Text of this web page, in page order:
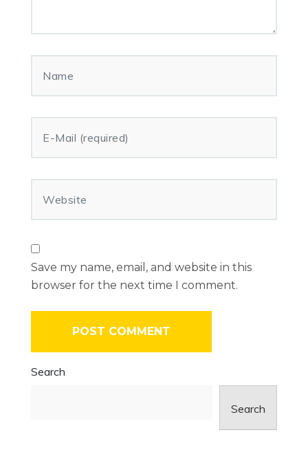
Save my name, email, and website in this
browser for the next time I comment.
Search
Search